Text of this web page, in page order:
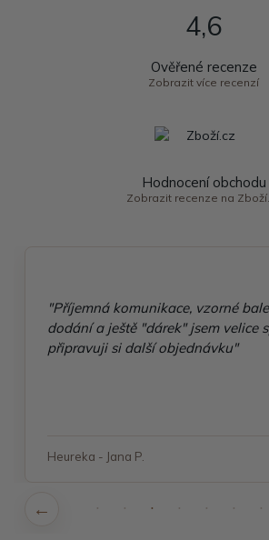
4,6
Ověřené recenze
Zobrazit více recenzí
Hodnocení obchodu
Zobrazit recenze na
"Příjemná komunikace, vzorné
dodání a ještě "dárek" jsem velice
připravuji si další objednávku"
Heureka - Jana P.